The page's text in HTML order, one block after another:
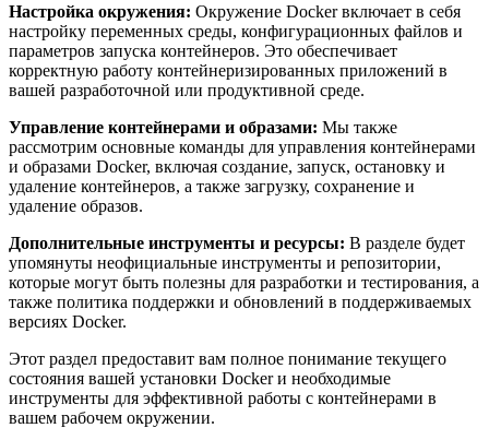
Настройка окружения: Окружение Docker включает в себя
настройку переменных среды, конфигурационных файлов и
параметров запуска контейнеров. Это обеспечивает
корректную работу контейнеризированных приложений в
вашей разработочной или продуктивной среде.
Управление контейнерами и образами: Мы также
рассмотрим основные команды для управления контейнерами
и образами Docker, включая создание, запуск, остановку и
удаление контейнеров, а также загрузку, сохранение и
удаление образов.
Дополнительные инструменты и ресурсы: В разделе будет
упомянуты неофициальные инструменты и репозитории,
которые могут быть полезны для разработки и тестирования, а
также политика поддержки и обновлений в поддерживаемых
версиях Docker.
Этот раздел предоставит вам полное понимание текущего
состояния вашей установки Docker и необходимые
инструменты для эффективной работы с контейнерами в
вашем рабочем окружении.